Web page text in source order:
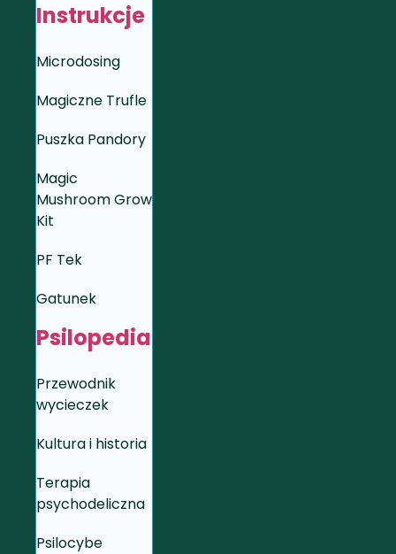
Instrukcje
Microdosing
Magiczne Trufle
Puszka Pandory
Magic
Mushroom Grow
Kit
PF Tek
Gatunek
Psilopedia
Przewodnik
wycieczek
Kultura i historia
Terapia
psychodeliczna
Psilocybe